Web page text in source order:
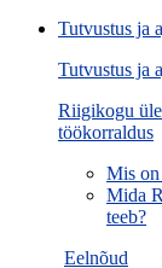
Eelnõud
Tutvustus ja
Tutvustus ja
Riigikogu
töökorraldus
Mis
Mida
teeb?